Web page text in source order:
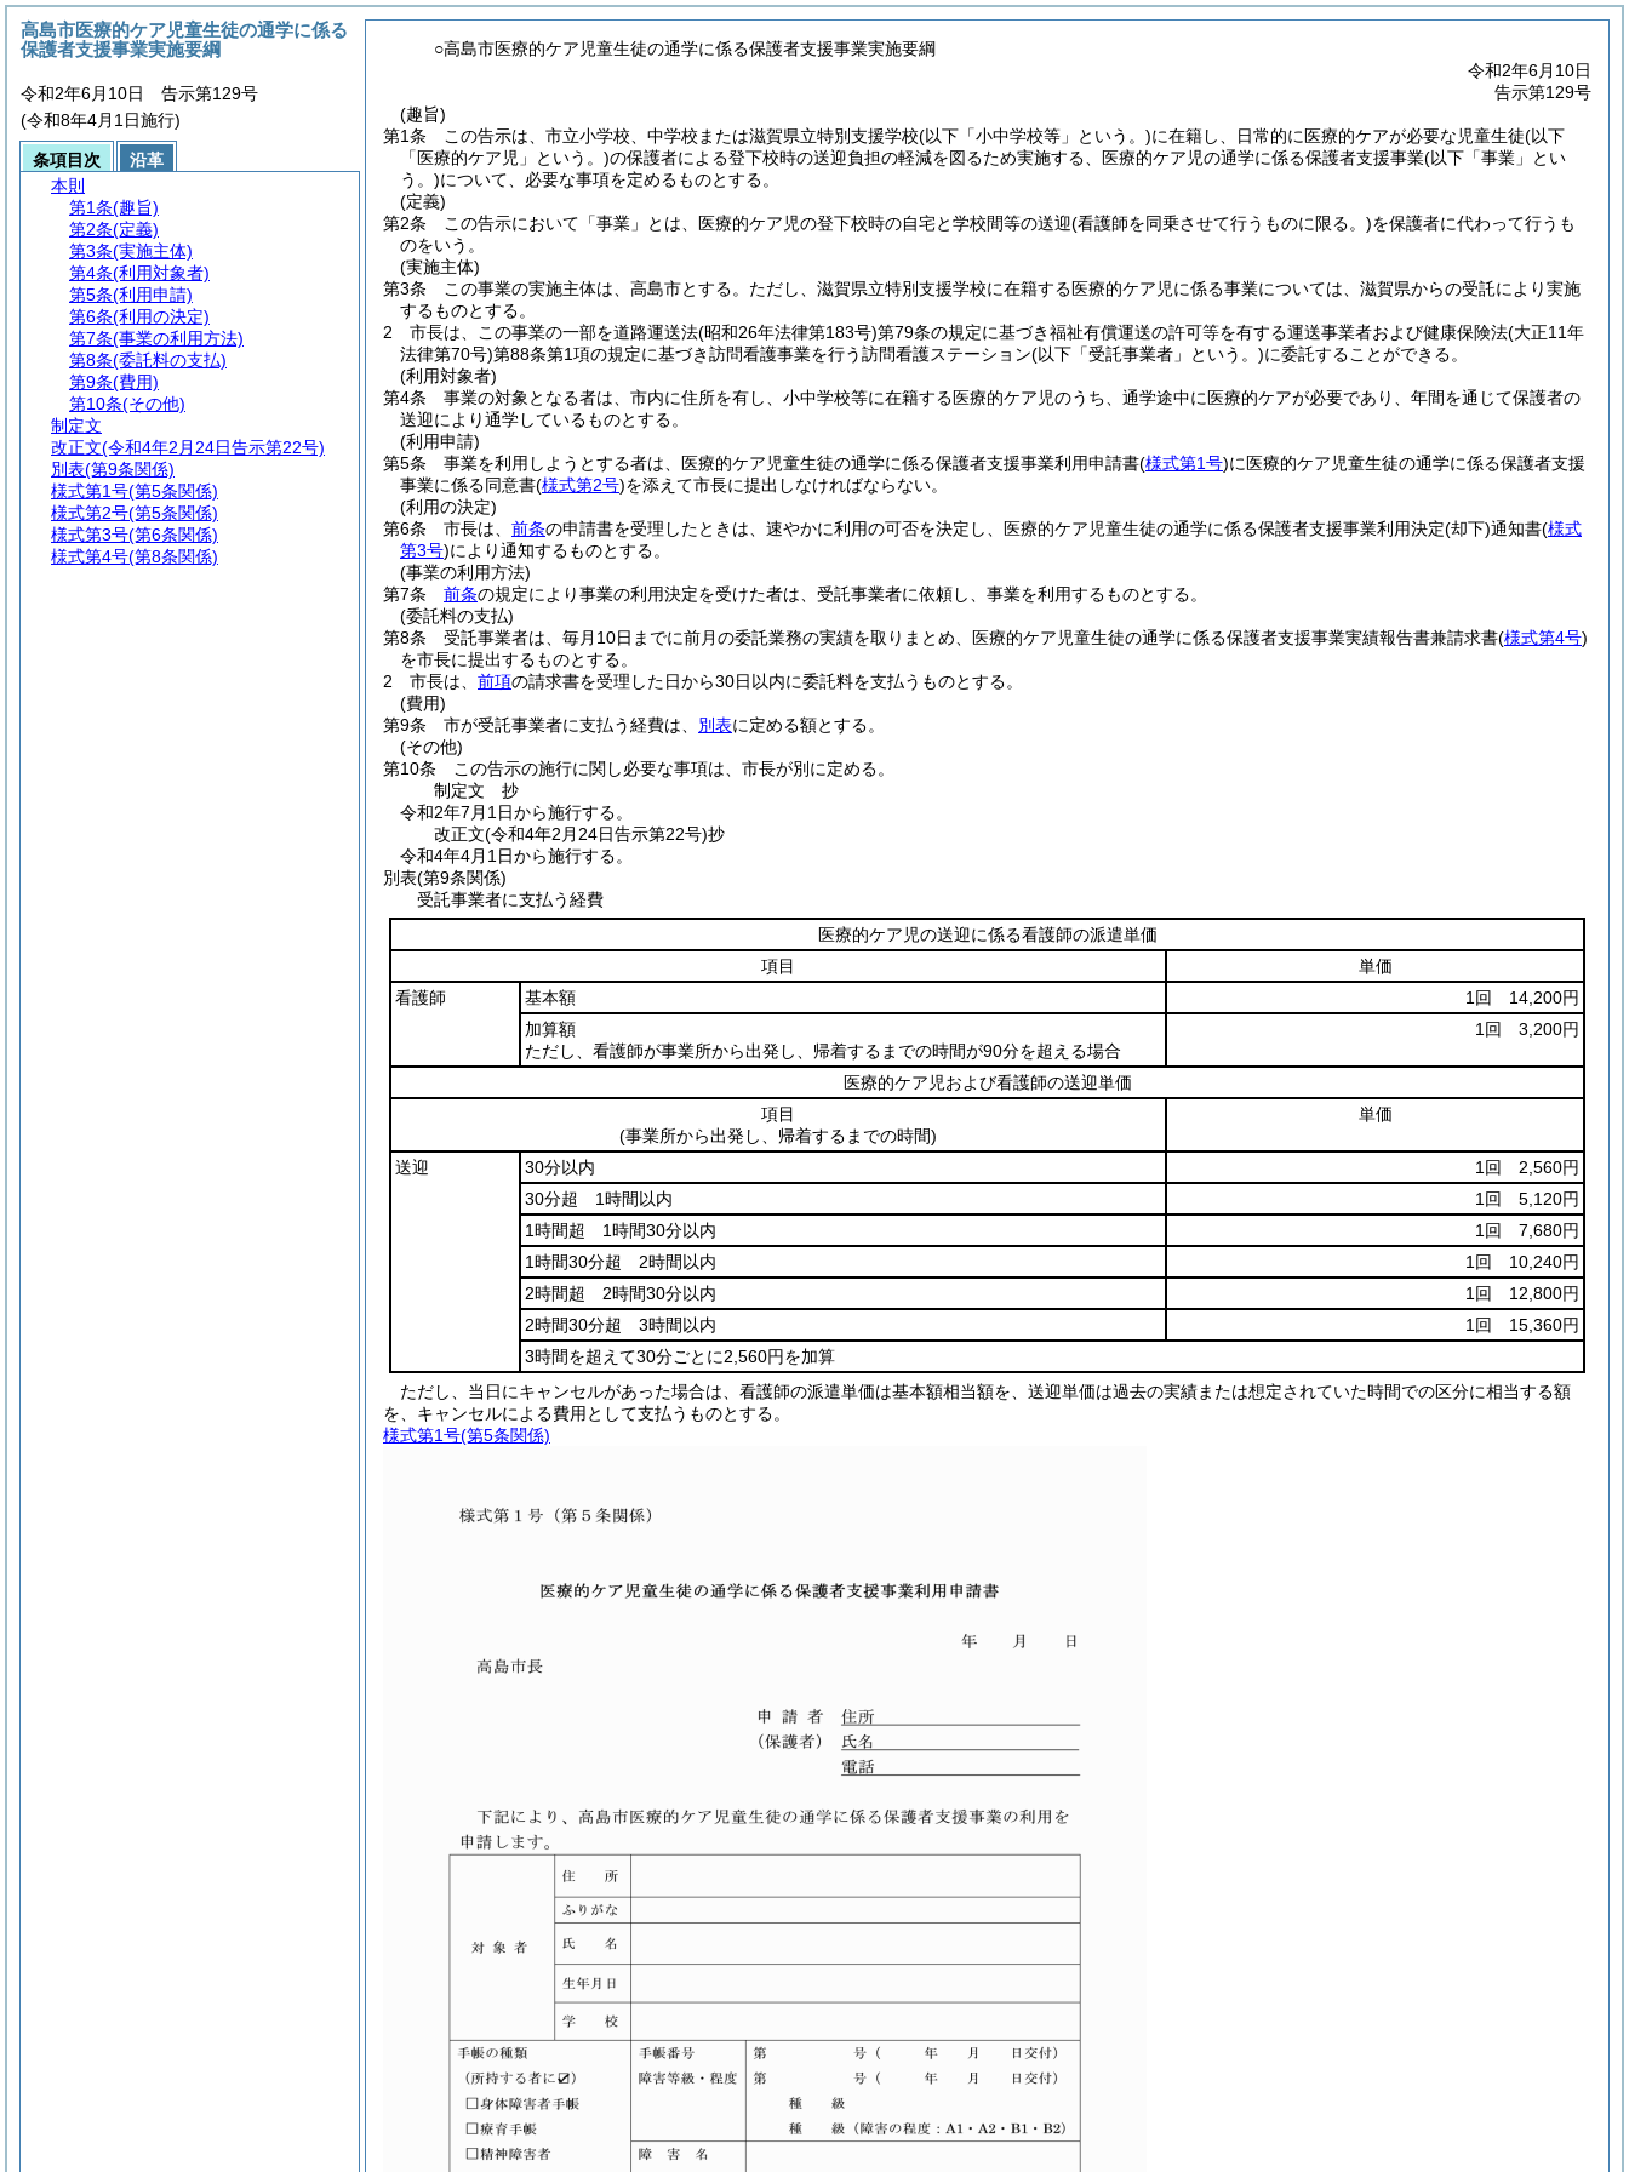
○高島市医療的ケア児童生徒の通学に係る保護者支援事業実施要綱
令和2年6月10日
告示第129号
(趣旨)
第1条
この告示は、市立小学校、中学校または滋賀県立特別支援学校(以下「小中学校等」という。)に在籍し、日常的に医療的ケアが必要な児童生徒(以下
「医療的ケア児」という。)の保護者による登下校時の送迎負担の軽減を図るため実施する、医療的ケア児の通学に係る保護者支援事業(以下「事業」とい
う。)について、必要な事項を定めるものとする。
(定義)
第2条
この告示において「事業」とは、医療的ケア児の登下校時の自宅と学校間等の送迎(看護師を同乗させて行うものに限る。)を保護者に代わって行うも
のをいう。
(実施主体)
第3条
この事業の実施主体は、高島市とする。 ただし、滋賀県立特別支援学校に在籍する医療的ケア児に係る事業については、滋賀県からの受託により実施
するものとする。
2
市長は、この事業の一部を道路運送法(昭和26年法律第183号)第79条の規定に基づき福祉有償運送の許可等を有する運送事業者および健康保険法(大正11年
法律第70号)第88条第1項の規定に基づき訪問看護事業を行う訪問看護ステーション(以下「受託事業者」という。)に委託することができる。
(利用対象者)
第4条
事業の対象となる者は、市内に住所を有し、小中学校等に在籍する医療的ケア児のうち、通学途中に医療的ケアが必要であり、年間を通じて保護者の
送迎により通学しているものとする。
(利用申請)
第5条
事業を利用しようとする者は、医療的ケア児童生徒の通学に係る保護者支援事業利用申請書(様式第1号)に医療的ケア児童生徒の通学に係る保護者支援
事業に係る同意書(様式第2号)を添えて市長に提出しなければならない。
(利用の決定)
第6条
市長は、 前条の申請書を受理したときは、速やかに利用の可否を決定し、医療的ケア児童生徒の通学に係る保護者支援事業利用決定(却下)通知書(様式
第3号)により通知するものとする。
(事業の利用方法)
第7条
前条の規定により事業の利用決定を受けた者は、受託事業者に依頼し、事業を利用するものとする。
(委託料の支払)
第8条
受託事業者は、毎月10日までに前月の委託業務の実績を取りまとめ、医療的ケア児童生徒の通学に係る保護者支援事業実績報告書兼請求書(様式第4号)
を市長に提出するものとする。
2
市長は、 前項の請求書を受理した日から30日以内に委託料を支払うものとする。
(費用)
第9条
市が受託事業者に支払う経費は、 別表に定める額とする。
(その他)
第10条
この告示の施行に関し必要な事項は、市長が別に定める。
制定文 抄
令和2年7月1日から施行する。
改正文(令和4年2月24日告示第22号)抄
令和4年4月1日から施行する。
別表(第9条関係)
受託事業者に支払う経費
医療的ケア児の送迎に係る看護師の派遣単価
項目
単価
看護師
基本額
1回 14,200円
加算額
ただし、看護師が事業所から出発し、帰着するまでの時間が90分を超える場合
1回 3,200円
医療的ケア児および看護師の送迎単価
項目
(事業所から出発し、帰着するまでの時間)
単価
送迎 30分以内
1回 2,560円
30分超 1時間以内
1回 5,120円
1時間超 1時間30分以内
1回 7,680円
1時間30分超 2時間以内
1回 10,240円
2時間超 2時間30分以内
1回 12,800円
2時間30分超 3時間以内
1回 15,360円
3時間を超えて30分ごとに2,560円を加算
ただし、当日にキャンセルがあった場合は、看護師の派遣単価は基本額相当額を、送迎単価は過去の実績または想定されていた時間での区分に相当する額
を、キャンセルによる費用として支払うものとする。
様式第1号(第5条関係)
高島市医療的ケア児童生徒の通学に係る
保護者支援事業実施要綱
令和2年6月10日 告示第129号
(令和8年4月1日施行)
条項目次
沿革
本則
第1条(趣旨)
第2条(定義)
第3条(実施主体)
第4条(利用対象者)
第5条(利用申請)
第6条(利用の決定)
第7条(事業の利用方法)
第8条(委託料の支払)
第9条(費用)
第10条(その他)
制定文
改正文(令和4年2月24日告示第22号)
別表(第9条関係)
様式第1号(第5条関係)
様式第2号(第5条関係)
様式第3号(第6条関係)
様式第4号(第8条関係)